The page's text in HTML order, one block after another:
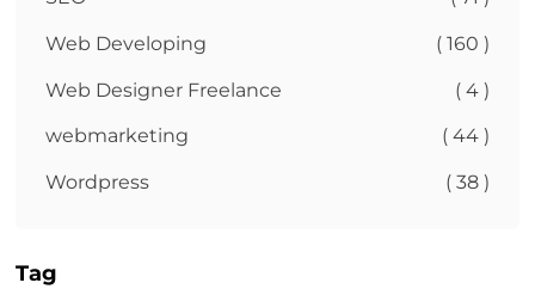
Web Developing ( 160 )
Web Designer Freelance ( 4 )
webmarketing ( 44 )
Wordpress ( 38 )
Tag